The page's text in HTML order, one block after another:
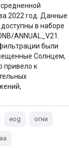
2022 год. Данные
в наборе
ANNUAL_V21.
были
Солнцем,
привело к
eog огни